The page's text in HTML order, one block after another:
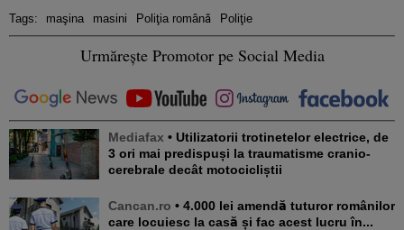
Tags: maşina masini Poliţia română Poliţie
Urmărește Promotor pe Social Media
Mediafax • Utilizatorii trotinetelor electrice, de
3 ori mai predispuși la traumatisme cranio-
cerebrale decât motocicliștii
Cancan.ro • 4.000 lei amendă tuturor românilor
care locuiesc la casă și fac acest lucru în...